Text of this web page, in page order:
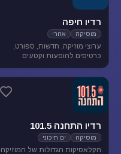
רדיו חיפה
מוסיקה אזורי
ערוצי מוזיקה, חדשות, ספורט,
כרטיסים להופעות וקטעים
רדיו התחנה 101.5
מוסיקה ים תיכוני
הקלאסיקות הגדולות של המוזיקה